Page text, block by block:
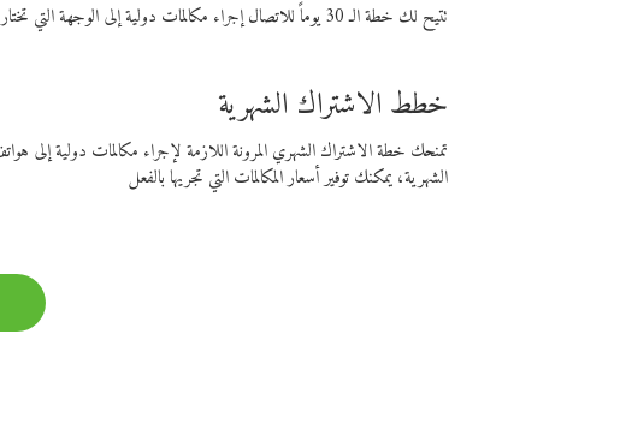
تتيح لك خطة الـ 30 يوماً للاتصال إجراء مكالمات دولية إلى الوجهة التي تختارها لمدة 30 يوماً بأسعار فايبر المنخفضة.
خطط الاشتراك الشهرية
تمنحك خطة الاشتراك الشهري المرونة اللازمة لإجراء مكالمات دولية
الشهرية، يمكنك توفير أسعار المكالمات التي تجريها بالفعل